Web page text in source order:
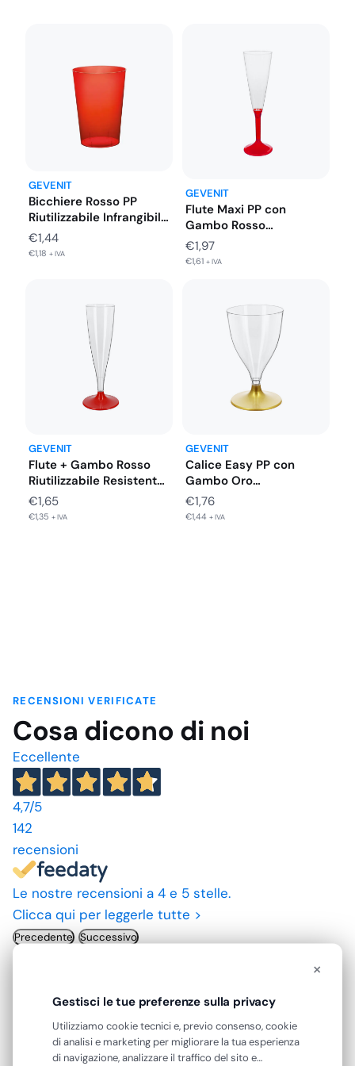
GEVENIT
Bicchiere Rosso PP
Riutilizzabile Infrangibile
Natale 320 cc…
€1,44
€1,18 + IVA
GEVENIT
Flute Maxi PP con
Gambo Rosso
Resistente
Riutilizzabile…
€1,97
€1,61 + IVA
GEVENIT
Flute + Gambo Rosso
Riutilizzabile Resistente
PP Natale…
€1,65
€1,35 + IVA
GEVENIT
Calice Easy PP con
Gambo Oro
Riutilizzabile
Resistente…
€1,76
€1,44 + IVA
RECENSIONI VERIFICATE
Cosa dicono di noi
Eccellente
4,7/5
142
recensioni
Le nostre recensioni a 4 e 5 stelle.
Clicca qui per leggerle tutte >
Precedente Successivo
A andato tutto come previsto
Acquirente verificato
×
Gestisci le tue preferenze sulla privacy
Utilizziamo cookie tecnici e, previo consenso, cookie
di analisi e marketing per migliorare la tua esperienza
di navigazione, analizzare il traffico del sito e